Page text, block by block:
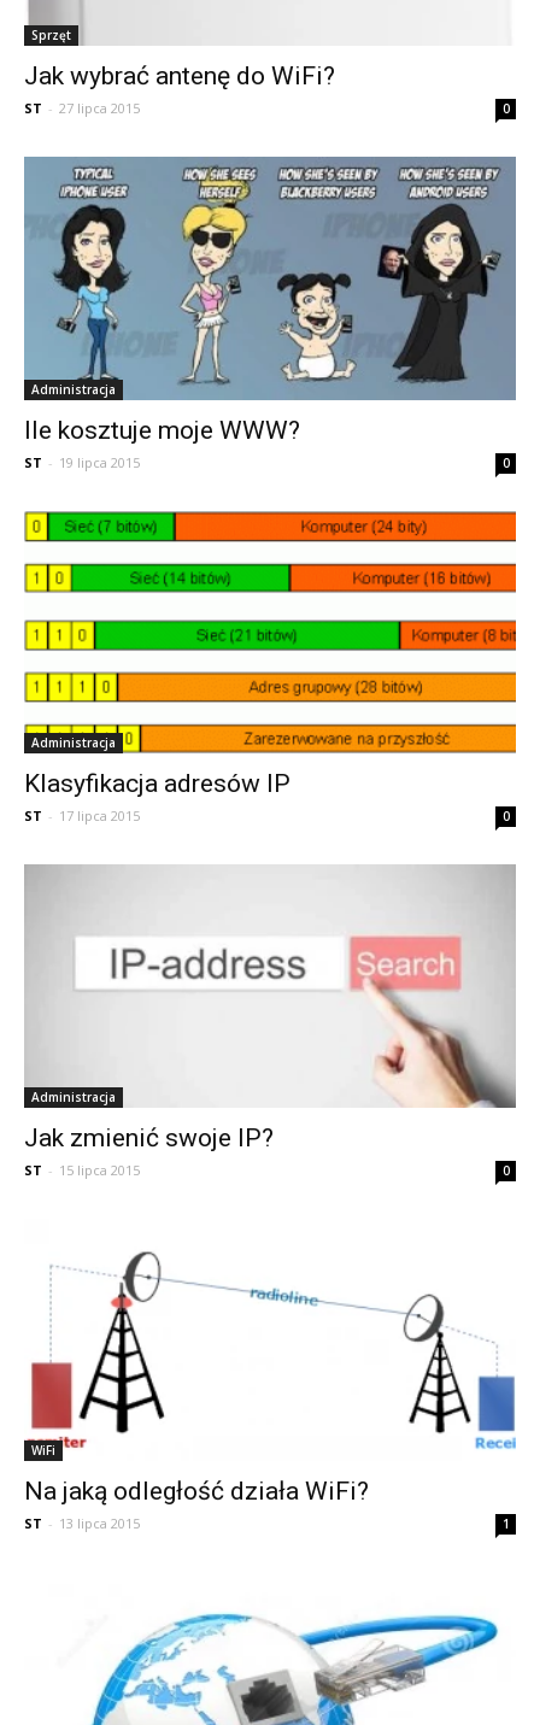
Sprzęt
Jak wybrać antenę do WiFi?
ST - 27 lipca 2015 0
Administracja
Ile kosztuje moje WWW?
ST - 19 lipca 2015 0
Administracja
Klasyfikacja adresów IP
ST - 17 lipca 2015 0
Administracja
Jak zmienić swoje IP?
ST - 15 lipca 2015 0
WiFi
Na jaką odległość działa WiFi?
ST - 13 lipca 2015 1